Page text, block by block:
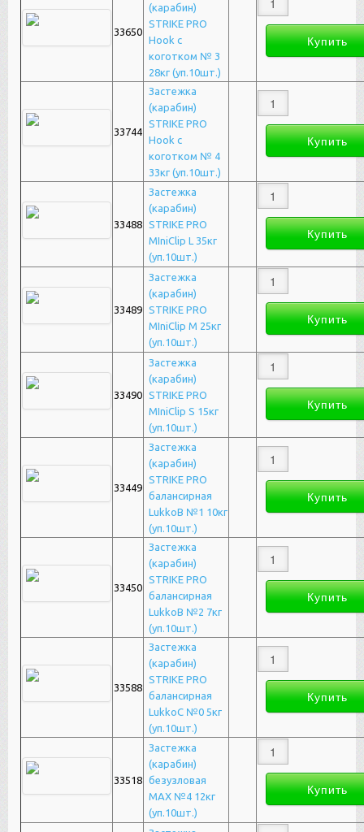
33650
(карабин)
STRIKE PRO
Hook с
коготком № 3
28кг (уп.10шт.)
33744
Застежка
(карабин)
STRIKE PRO
Hook с
коготком № 4
33кг (уп.10шт.)
33488
Застежка
(карабин)
STRIKE PRO
MIniClip L 35кг
(уп.10шт.)
33489
Застежка
(карабин)
STRIKE PRO
MIniClip M 25кг
(уп.10шт.)
33490
Застежка
(карабин)
STRIKE PRO
MIniClip S 15кг
(уп.10шт.)
33449
Застежка
(карабин)
STRIKE PRO
балансирная
LukkoB №1 10кг
(уп.10шт.)
33450
Застежка
(карабин)
STRIKE PRO
балансирная
LukkoB №2 7кг
(уп.10шт.)
33588
Застежка
(карабин)
STRIKE PRO
балансирная
LukkoC №0 5кг
(уп.10шт.)
33518
Застежка
(карабин)
безузловая
MAX №4 12кг
(уп.10шт.)